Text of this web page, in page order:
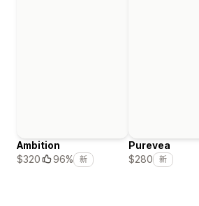
Ambition
$320
96% 新
Purevea
$280
新